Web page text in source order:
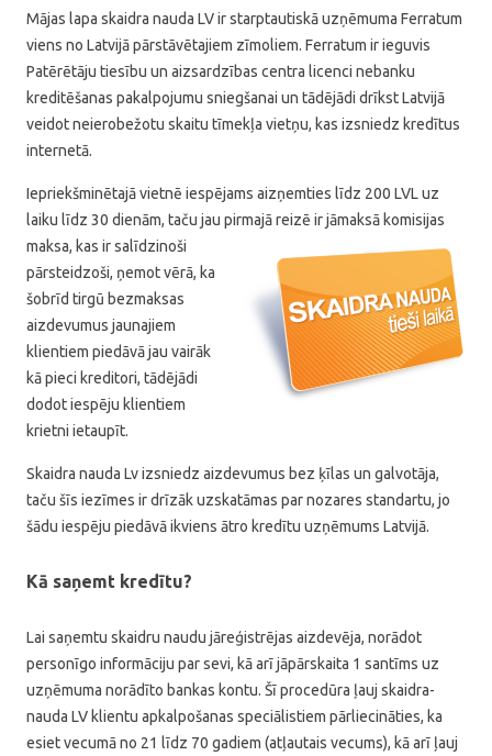
Mājas lapa skaidra nauda LV ir starptautiskā uzņēmuma Ferratum
viens no Latvijā pārstāvētajiem zīmoliem. Ferratum ir ieguvis
Patērētāju tiesību un aizsardzības centra licenci nebanku
kreditēšanas pakalpojumu sniegšanai un tādējādi drīkst Latvijā
veidot neierobežotu skaitu tīmekļa vietņu, kas izsniedz kredītus
internetā.
Iepriekšminētajā vietnē iespējams aizņemties līdz 200 LVL uz
laiku līdz 30 dienām, taču jau pirmajā reizē ir jāmaksā komisijas
maksa, kas ir salīdzinoši
pārsteidzoši, ņemot vērā, ka
šobrīd tirgū bezmaksas
aizdevumus jaunajiem
klientiem piedāvā jau vairāk
kā pieci kreditori, tādējādi
dodot iespēju klientiem
krietni ietaupīt.
Skaidra nauda Lv izsniedz aizdevumus bez ķīlas un galvotāja,
taču šīs iezīmes ir drīzāk uzskatāmas par nozares standartu, jo
šādu iespēju piedāvā ikviens ātro kredītu uzņēmums Latvijā.
Kā saņemt kredītu?
Lai saņemtu skaidru naudu jāreģistrējas aizdevēja, norādot
personīgo informāciju par sevi, kā arī jāpārskaita 1 santīms uz
uzņēmuma norādīto bankas kontu. Šī procedūra ļauj skaidra-
nauda LV klientu apkalpošanas speciālistiem pārliecināties, ka
esiet vecumā no 21 līdz 70 gadiem (atļautais vecums), kā arī ļauj